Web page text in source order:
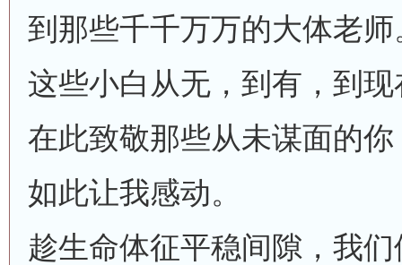
到那些千千万万的大体老
这些小白从无，到有，到
在此致敬那些从未谋面的
如此让我感动。
趁生命体征平稳间隙，我们